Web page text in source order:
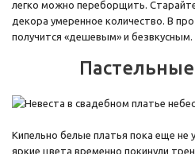
легко можно переборщить.
декора умеренное количество. В
получится «дешевым» и безвкусным.
Кипельно белые платья пока еще
яркие цвета временно покинули